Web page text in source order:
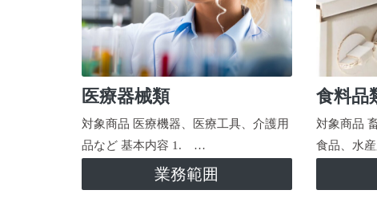
医療器械類
対象商品 医療機器、医療工具、介護用
品など 基本内容 1. …
業務範囲
食料品
対象商品
食品、水